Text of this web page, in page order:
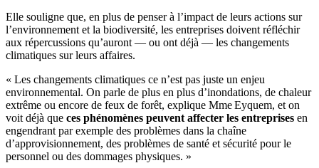
Elle souligne que, en plus de penser à l’impact de leurs actions sur
l’environnement et la biodiversité, les entreprises doivent réfléchir
aux répercussions qu’auront — ou ont déjà — les changements
climatiques sur leurs affaires.
« Les changements climatiques ce n’est pas juste un enjeu
environnemental. On parle de plus en plus d’inondations, de chaleur
extrême ou encore de feux de forêt, explique Mme Eyquem, et on
voit déjà que ces phénomènes peuvent affecter les entreprises en
engendrant par exemple des problèmes dans la chaîne
d’approvisionnement, des problèmes de santé et sécurité pour le
personnel ou des dommages physiques. »